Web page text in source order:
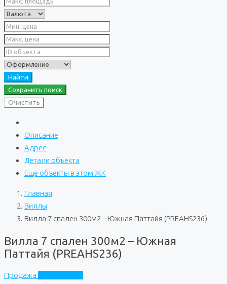
Найти
Сохранить поиск
Очистить
Описание
Адрес
Детали объекта
Еще объекты в этом ЖК
Главная
Виллы
Вилла 7 спален 300м2 – Южная Паттайя (PREAHS236)
Вилла 7 спален 300м2 – Южная
Паттайя (PREAHS236)
Продажа